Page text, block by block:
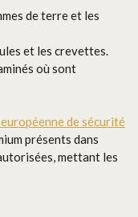
de terre et les
et les crevettes.
où sont
de sécurité
présents dans
mettant les